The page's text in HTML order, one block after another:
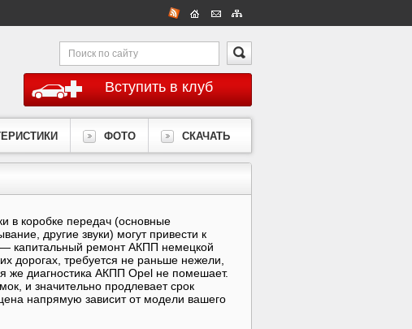
Вступить в клуб
ФОТО СКАЧАТЬ
в коробке передач (основные
другие звуки) могут привести к
капитальный ремонт АКПП немецкой
дорогах, требуется не раньше нежели,
же диагностика АКПП Opel не помешает.
и значительно продлевает срок
напрямую зависит от модели вашего